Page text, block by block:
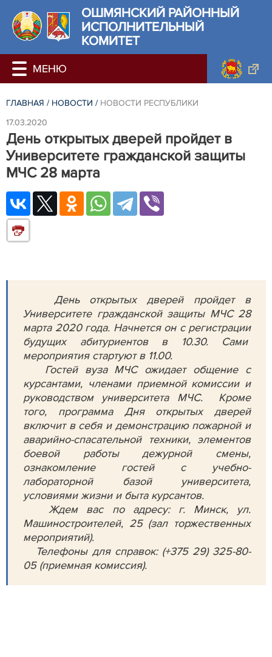
ОШМЯНСКИЙ РАЙОННЫЙ
ИСПОЛНИТЕЛЬНЫЙ
КОМИТЕТ
ГЛАВНАЯ / НОВОСТИ / НОВОСТИ РЕСПУБЛИКИ
17.03.2020
День открытых дверей пройдет в
Университете гражданской защиты
МЧС 28 марта
День открытых дверей пройдет в
Университете гражданской защиты МЧС 28
марта 2020 года. Начнется он с регистрации
будущих абитуриентов в 10.30. Сами
мероприятия стартуют в 11.00.
Гостей вуза МЧС ожидает общение с
курсантами, членами приемной комиссии и
руководством университета МЧС. Кроме
того, программа Дня открытых дверей
включит в себя и демонстрацию пожарной и
аварийно-спасательной техники, элементов
боевой работы дежурной смены,
ознакомление гостей с учебно-
лабораторной базой университета,
условиями жизни и быта курсантов.
Ждем вас по адресу: г. Минск, ул.
Машиностроителей, 25 (зал торжественных
мероприятий).
Телефоны для справок: (+375 29) 325-80-
05 (приемная комиссия).